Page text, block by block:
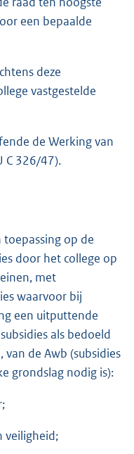
een bepaalde
deze
vastgestelde
de Werking van
C 326/47).
toepassing op de
door het college op
met
waarvoor bij
een uitputtende
als bedoeld
de Awb (subsidies
grondslag nodig is):
veiligheid;